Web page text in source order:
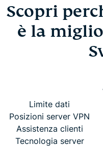
Scopri
è la
Limite dati
Posizioni server VPN
Assistenza clienti
Tecnologia server